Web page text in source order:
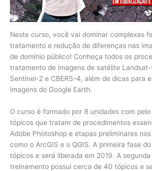
Neste curso, você vai dominar complexas
tratamento e redução de diferenças nas
de domínio público! Conheça todos os
tratamento de imagens de satélite
Sentinel-2 e CBERS-4, além de dicas para
imagens do Google Earth.
O curso é formado por 8 unidades com
tópicos que tratam de procedimentos
Adobe Photoshop e etapas preliminares
como o ArcGIS e o QGIS. A primeira fase
tópicos e será liberada em 2019. A
treinamento possui cerca de 40 tópicos e